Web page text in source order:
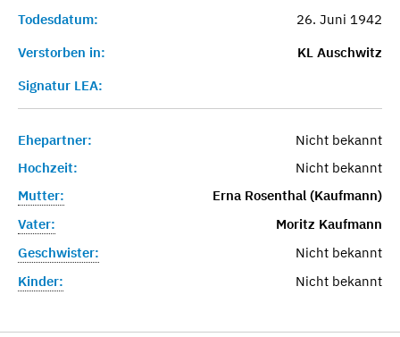
Todesdatum:
26. Juni 1942
Verstorben in:
KL Auschwitz
Signatur LEA:
Ehepartner:
Nicht bekannt
Hochzeit:
Nicht bekannt
Mutter:
Erna Rosenthal (Kaufmann)
Vater:
Moritz Kaufmann
Geschwister:
Nicht bekannt
Kinder:
Nicht bekannt